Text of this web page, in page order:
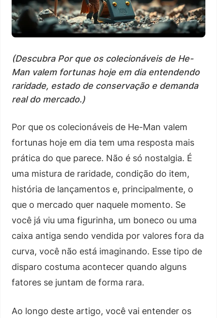
(Descubra Por que os colecionáveis de He-
Man valem fortunas hoje em dia entendendo
raridade, estado de conservação e demanda
real do mercado.)
Por que os colecionáveis de He-Man valem
fortunas hoje em dia tem uma resposta mais
prática do que parece. Não é só nostalgia. É
uma mistura de raridade, condição do item,
história de lançamentos e, principalmente, o
que o mercado quer naquele momento. Se
você já viu uma figurinha, um boneco ou uma
caixa antiga sendo vendida por valores fora da
curva, você não está imaginando. Esse tipo de
disparo costuma acontecer quando alguns
fatores se juntam de forma rara.
Ao longo deste artigo, você vai entender os